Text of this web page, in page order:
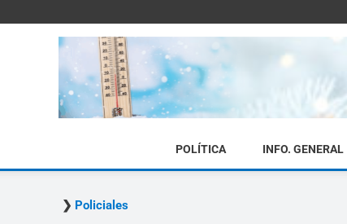
POLÍTICA INFO. GENERAL
Policiales